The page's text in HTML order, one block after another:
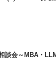
会～MBA・